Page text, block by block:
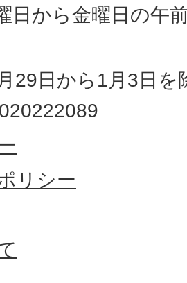
日から金曜日の午
29日から1月3日を
リシー